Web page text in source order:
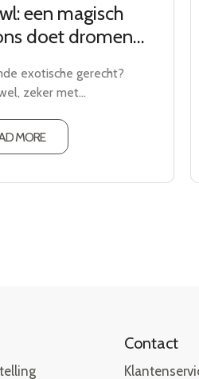
een magisch
doet dromen
exotische gerecht?
zeker met…
MORE
Contact